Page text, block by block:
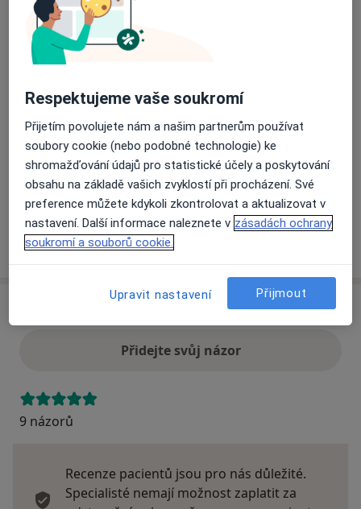
Přiblížit mapu
Dostupnost
Na této adrese online kalendář není aktivní
Co mám v takové situaci udělat?
Způsoby platby (soukromé návštěvy)
Na teto adrese lékař přijímá pacienty na pojišťovnu
Detaily
Více
Přidejte svůj názor
9 názorů
Recenze pacientů jsou pro nás důležité.
Specialisté nemají možnost zaplatit za
Respektujeme vaše soukromí
Přijetím povolujete nám a našim partnerům používat
soubory cookie (nebo podobné technologie) ke
shromažďování údajů pro statistické účely a poskytování
obsahu na základě vašich zvyklostí při procházení. Své
preference můžete kdykoli zkontrolovat a aktualizovat v
nastavení. Další informace naleznete v zásadách ochrany
soukromí a souborů cookie.
Upravit nastavení Přijmout